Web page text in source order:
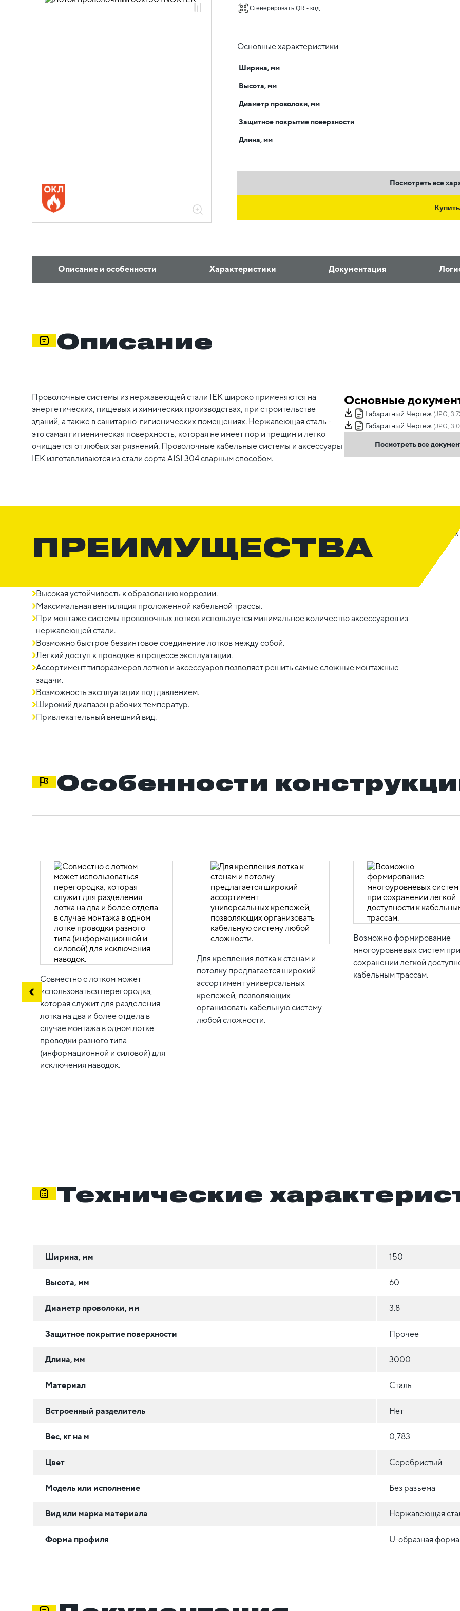
05.04.03.01 Лотки проволочные
Сгенерировать QR - код
Основные характеристики
Ширина, мм
Высота, мм
Диаметр проволоки, мм
Защитное покрытие поверхности
Длина, мм
Посмотреть все
Купить
Описание и особенности Характеристики Документация
Описание
Проволочные системы из нержавеющей стали IEK широко применяются на
энергетических, пищевых и химических производствах, при строительстве
зданий, а также в санитарно-гигиенических помещениях. Нержавеющая сталь -
это самая гигиеническая поверхность, которая не имеет пор и трещин и легко
очищается от любых загрязнений. Проволочные кабельные системы и аксессуары
IEK изготавливаются из стали сорта AISI 304 сварным способом.
Основные
Габаритный Чертеж (JPG,
Габаритный Чертеж (JPG,
Посмотреть все
ПРЕИМУЩЕСТВА
Высокая устойчивость к образованию коррозии.
Максимальная вентиляция проложенной кабельной трассы.
При монтаже системы проволочных лотков используется минимальное количество аксессуаров из
нержавеющей стали.
Возможно быстрое безвинтовое соединение лотков между собой.
Легкий доступ к проводке в процессе эксплуатации.
Ассортимент типоразмеров лотков и аксессуаров позволяет решить самые сложные монтажные
задачи.
Возможность эксплуатации под давлением.
Широкий диапазон рабочих температур.
Привлекательный внешний вид.
Особенности
Совместно с лотком может
использоваться перегородка,
которая служит для разделения
лотка на два и более отдела в
случае монтажа в одном лотке
проводки разного типа
(информационной и силовой) для
исключения наводок.
Для крепления лотка к стенам и
потолку предлагается широкий
ассортимент универсальных
крепежей, позволяющих
организовать кабельную систему
любой сложности.
Возможно формирование
многоуровневых систем при
сохранении легкой
кабельным трассам.
Технические
Ширина, мм 150
Высота, мм 60
Диаметр проволоки, мм 3.8
Защитное покрытие поверхности Прочее
Длина, мм 3000
Материал Сталь
Встроенный разделитель Нет
Вес, кг на м 0,783
Цвет Серебристый
Модель или исполнение Без разъема
Вид или марка материала Нержавеющая
Форма профиля U-образная форма